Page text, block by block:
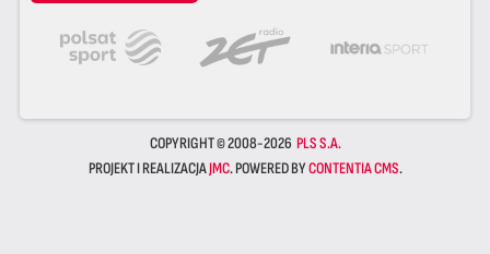
COPYRIGHT © 2008-2026 PLS S.A.
PROJEKT I REALIZACJAJMC. POWERED BYCONTENTIA CMS.